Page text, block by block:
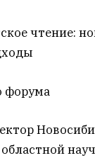
чтение:
форума